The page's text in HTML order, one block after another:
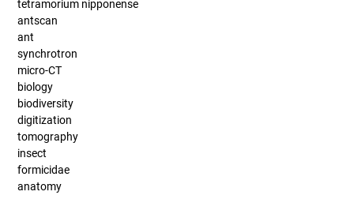
tetramorium nipponense
antscan
ant
synchrotron
micro-CT
biology
biodiversity
digitization
tomography
insect
formicidae
anatomy